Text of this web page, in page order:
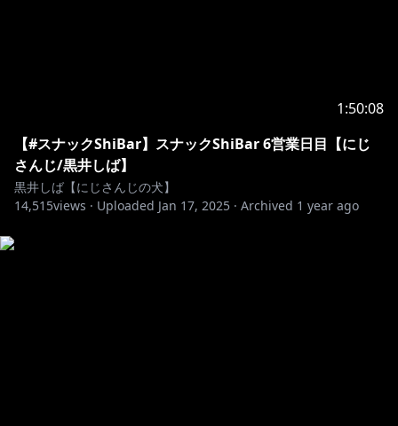
※未成年者の視聴者の方々は、下記リンク先の注意事項
https://www.anycolor.co.jp/notice-for-minors
1:50:08
【#スナックShiBar】スナックShiBar 6営業日目【にじ
さんじ/黒井しば】
黒井しば【にじさんじの犬】
14,515views · Uploaded Jan 17, 2025 · Archived 1 year ago